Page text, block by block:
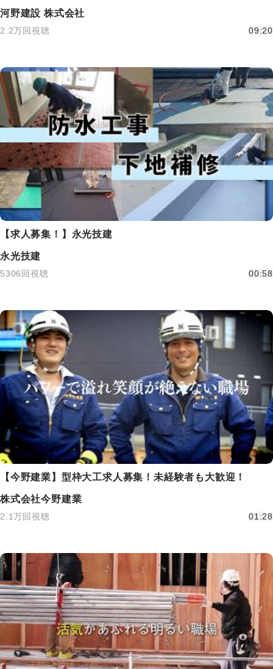
河野建設 株式会社
2.2万回視聴 09:20
【求人募集！】永光技建
永光技建
5306回視聴 00:58
【今野建業】型枠大工求人募集！未経験者も大歓迎！
株式会社今野建業
2.1万回視聴 01:28